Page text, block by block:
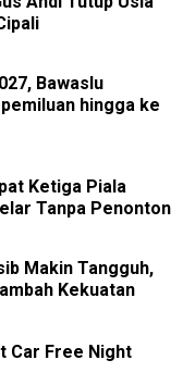
Bawaslu
hingga ke
Ketiga Piala
Tanpa Penonton
Makin Tangguh,
Kekuatan
Car Free Night